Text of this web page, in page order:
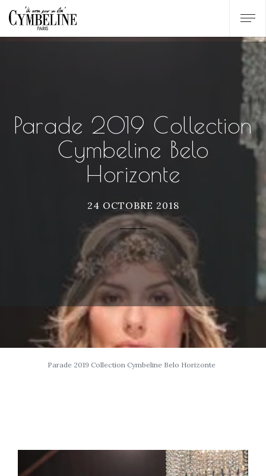
Parade 2019 Collection
Cymbeline Belo
Horizonte
24 OCTOBRE 2018
Parade 2019 Collection Cymbeline Belo Horizonte